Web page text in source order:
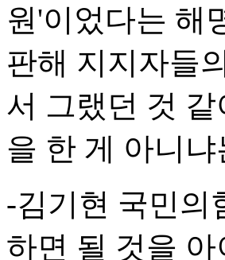
원'이었다는 해
판해 지지자들
서 그랬던 것
을 한 게 아니
-김기현 국민의
하면 될 것을